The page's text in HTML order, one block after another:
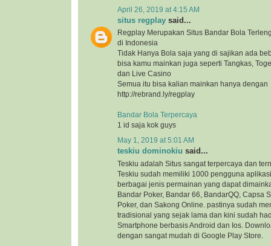
April 26, 2019 at 4:15 AM
situs regplay said...
Regplay Merupakan Situs Bandar Bola
di Indonesia
Tidak Hanya Bola saja yang di sajikan ada
bisa kamu mainkan juga seperti Tangkas,
dan Live Casino
Semua itu bisa kalian mainkan hanya dengan
http://rebrand.ly/regplay
Bandar Bola Terpercaya
1 id saja kok guys
May 1, 2019 at 5:01 AM
teskiu dominokiu said...
Teskiu adalah Situs sangat terpercaya dan
Teskiu sudah memiliki 1000 pengguna
berbagai jenis permainan yang dapat
Bandar Poker, Bandar 66, BandarQQ, Capsa
Poker, dan Sakong Online. pastinya sudah
tradisional yang sejak lama dan kini sudah
Smartphone berbasis Android dan Ios.
dengan sangat mudah di Google Play Store.